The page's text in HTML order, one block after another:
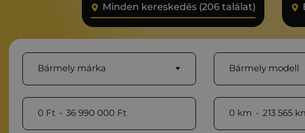
Minden kereskedés (206 találat)
Bármely márka Bármely modell
0 Ft - 36 990 000 Ft 0 km - 213 565